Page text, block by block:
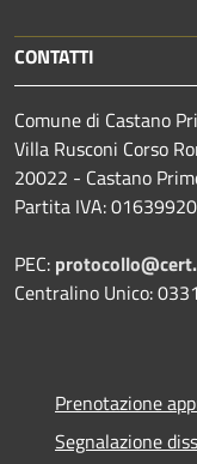
CONTATTI
Comune di Castano
Villa Rusconi Corso
20022 - Castano
Partita IVA:
PEC:
Centralino Unico:
Prenotazione
Segnalazione